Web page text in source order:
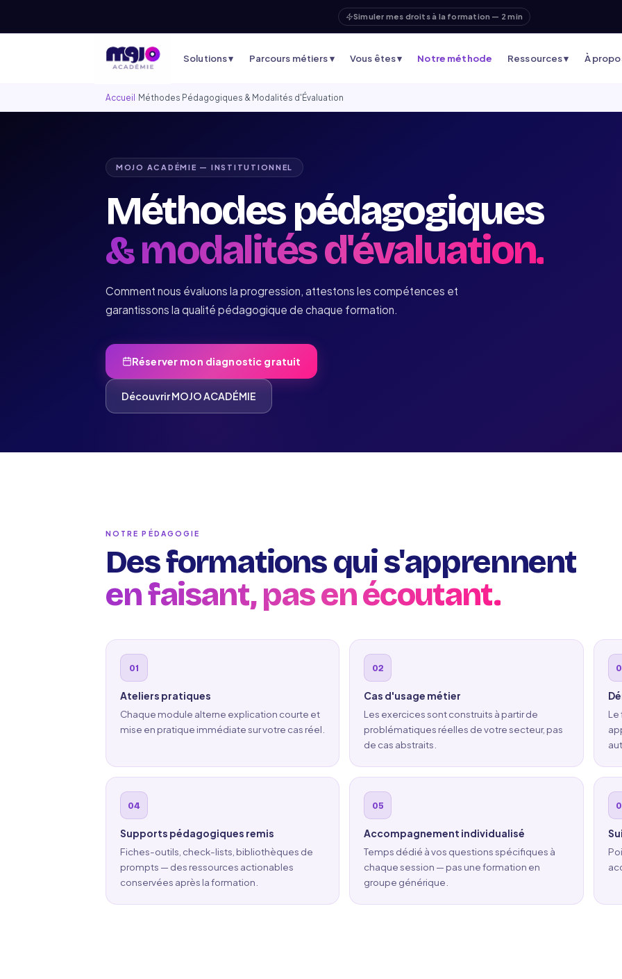
Simuler mes droits à la formation — 2 min
Solutions ▾ Parcours métiers ▾ Vous êtes ▾ Notre méthode Ressources ▾ À
Accueil Méthodes Pédagogiques & Modalités d'Évaluation
MOJO ACADÉMIE — INSTITUTIONNEL
Méthodes pédagogiques
& modalités d'évaluation.
Comment nous évaluons la progression, attestons les compétences et
garantissons la qualité pédagogique de chaque formation.
Réserver mon diagnostic gratuit
Découvrir MOJO ACADÉMIE
NOTRE PÉDAGOGIE
Des formations qui s'apprennent
en faisant, pas en écoutant.
Ateliers pratiques
Chaque module alterne explication courte et
mise en pratique immédiate sur votre cas réel.
Cas d'usage métier
Les exercices sont construits à partir de
problématiques réelles de votre secteur, pas
de cas abstraits.
Le
Supports pédagogiques remis
Fiches-outils, check-lists, bibliothèques de
prompts — des ressources actionables
conservées après la formation.
Accompagnement individualisé
Temps dédié à vos questions spécifiques à
chaque session — pas une formation en
groupe générique.